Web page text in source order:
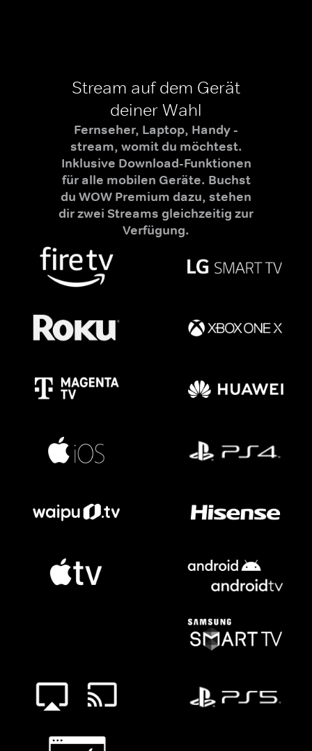
Stream auf dem Gerät
deiner Wahl
Fernseher, Laptop, Handy -
stream, womit du möchtest.
Inklusive Download-Funktionen
für alle mobilen Geräte. Buchst
du WOW Premium dazu, stehen
dir zwei Streams gleichzeitig zur
Verfügung.